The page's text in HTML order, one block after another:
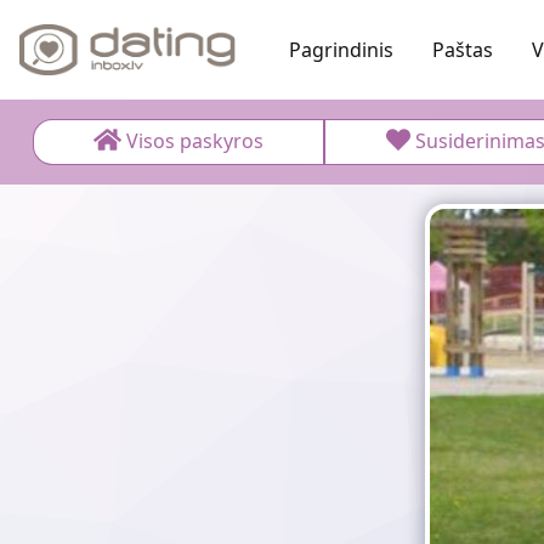
Pagrindinis Paštas
Visos paskyros Susiderinimas